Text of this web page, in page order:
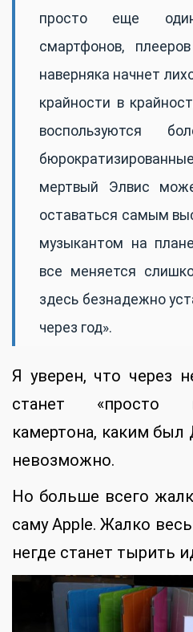
просто еще один
смартфонов,
наверняка начнет
крайности в
воспользуются
мертвый Элвис
оставаться самым
музыкантом на
все меняется
здесь безнадежно
через год».
Я уверен, что через
станет «просто
камертона, каким
невозможно.
Но больше всего
саму Apple. Жалко
негде станет тырить